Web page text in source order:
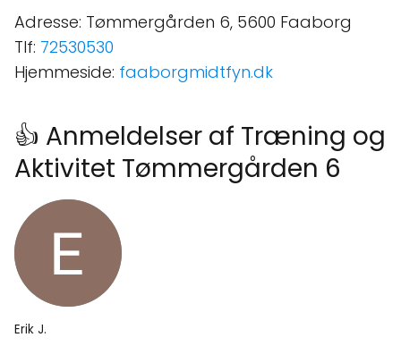
Adresse: Tømmergården 6, 5600 Faaborg
Tlf: 72530530
Hjemmeside: faaborgmidtfyn.dk
👍 Anmeldelser af Træning og
Aktivitet Tømmergården 6
Erik J.